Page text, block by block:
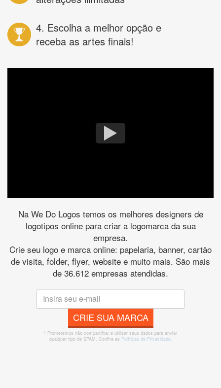
4. Escolha a melhor opção e
receba as artes finais!
Na We Do Logos temos os melhores designers de
logotipos online para criar a logomarca da sua
empresa.
Crie seu logo e marca online: papelaria, banner, cartão
de visita, folder, flyer, website e muito mais. São mais
de 36.612 empresas atendidas.
CRIE SUA MARCA
* Prometemos não compartilhar e utilizar seus dados para enviar
qualquer tipo de SPAM. Confira as Políticas de Privacidade.